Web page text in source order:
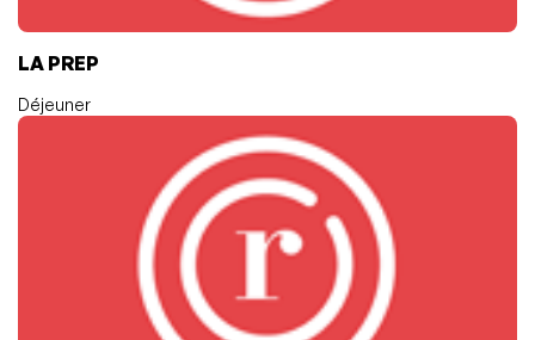
LA PREP
Déjeuner